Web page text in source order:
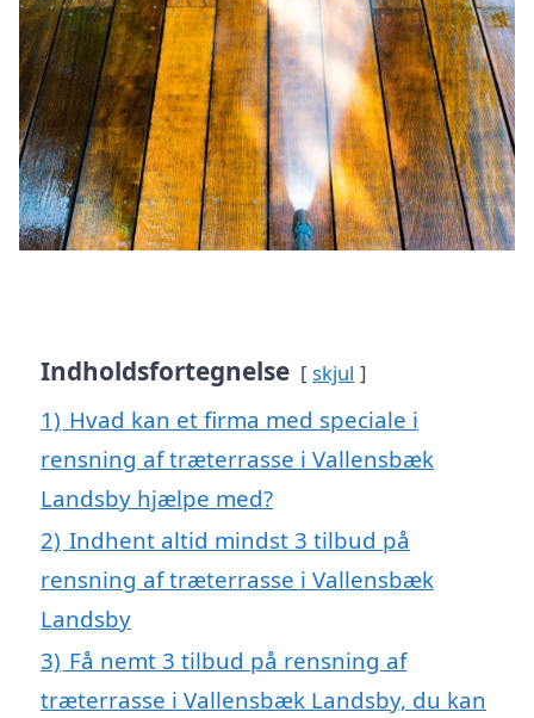
Indholdsfortegnelse skjul
1) Hvad kan et firma med speciale i
rensning af træterrasse i Vallensbæk
Landsby hjælpe med?
2) Indhent altid mindst 3 tilbud på
rensning af træterrasse i Vallensbæk
Landsby
3) Få nemt 3 tilbud på rensning af
træterrasse i Vallensbæk Landsby, du kan